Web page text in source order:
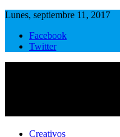
Lunes, septiembre 11, 2017
Facebook
Twitter
Primer periódico multimedia
Primer periódico multimedia
Creativos